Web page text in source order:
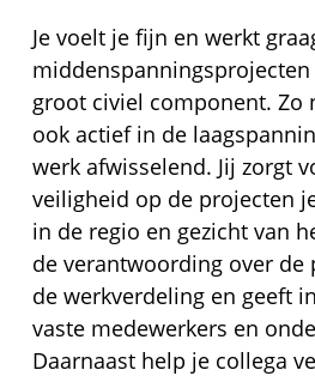
Je voelt je fijn en werkt
groot civiel component. Zo
ook actief in de
werk afwisselend. Jij zorgt
veiligheid op de projecten
in de regio en gezicht van
de verantwoording over de
de werkverdeling en geeft
vaste medewerkers en
Daarnaast help je collega